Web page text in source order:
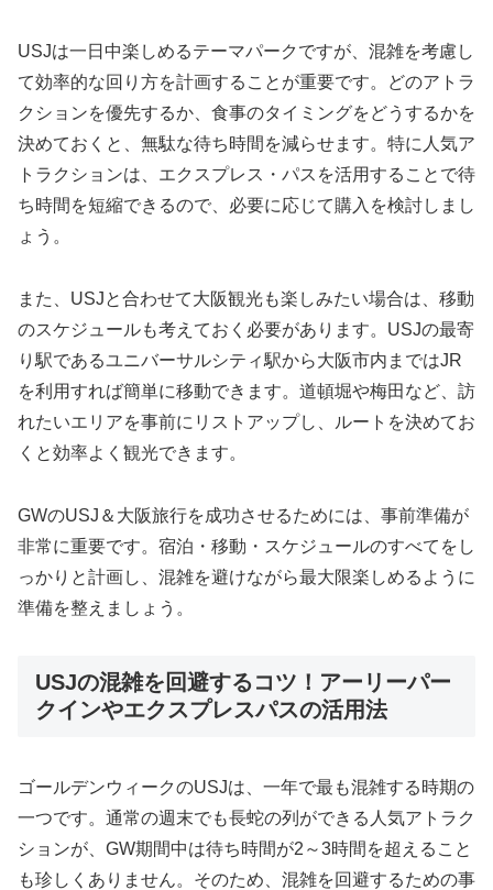
USJは一日中楽しめるテーマパークですが、混雑を考慮し
て効率的な回り方を計画することが重要です。どのアトラ
クションを優先するか、食事のタイミングをどうするかを
決めておくと、無駄な待ち時間を減らせます。特に人気ア
トラクションは、エクスプレス・パスを活用することで待
ち時間を短縮できるので、必要に応じて購入を検討しまし
ょう。
また、USJと合わせて大阪観光も楽しみたい場合は、移動
のスケジュールも考えておく必要があります。USJの最寄
り駅であるユニバーサルシティ駅から大阪市内まではJR
を利用すれば簡単に移動できます。道頓堀や梅田など、訪
れたいエリアを事前にリストアップし、ルートを決めてお
くと効率よく観光できます。
GWのUSJ＆大阪旅行を成功させるためには、事前準備が
非常に重要です。宿泊・移動・スケジュールのすべてをし
っかりと計画し、混雑を避けながら最大限楽しめるように
準備を整えましょう。
USJの混雑を回避するコツ！アーリーパー
クインやエクスプレスパスの活用法
ゴールデンウィークのUSJは、一年で最も混雑する時期の
一つです。通常の週末でも長蛇の列ができる人気アトラク
ションが、GW期間中は待ち時間が2～3時間を超えること
も珍しくありません。そのため、混雑を回避するための事